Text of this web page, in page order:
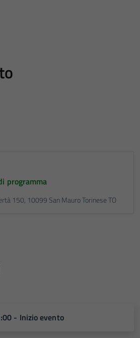
programma
150, 10099 San Mauro Torinese TO
- Inizio evento